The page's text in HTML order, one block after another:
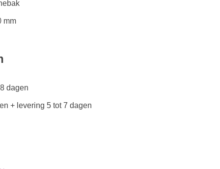
mm
dagen
+ levering 5 tot 7 dagen